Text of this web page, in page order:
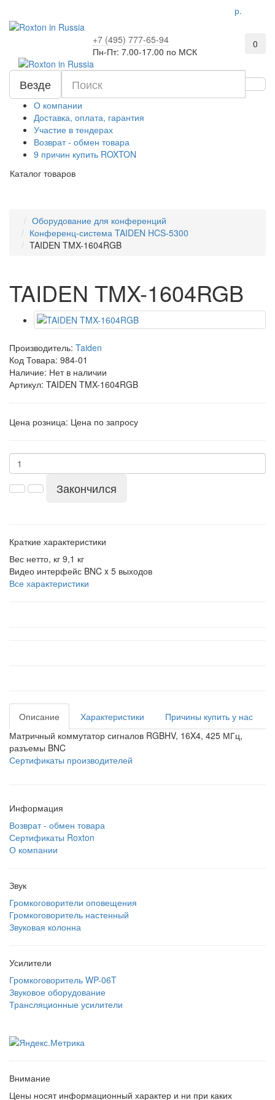
р.
+7 (495) 777-65-94
Пн-Пт: 7.00-17.00 по МСК
0
Везде
О компании
Доставка, оплата, гарантия
Участие в тендерах
Возврат - обмен товара
9 причин купить ROXTON
Каталог товаров
Оборудование для конференций
Конференц-система TAIDEN HCS-5300
TAIDEN TMX-1604RGB
TAIDEN TMX-1604RGB
Производитель: Taiden
Код Товара: 984-01
Наличие: Нет в наличии
Артикул: TAIDEN TMX-1604RGB
Цена розница: Цена по запросу
Закончился
Краткие характеристики
Вес нетто, кг 9,1 кг
Видео интерфейс BNC x 5 выходов
Все характеристики
Описание Характеристики
Причины купить у нас
Матричный коммутатор сигналов RGBHV, 16X4, 425 МГц,
разъемы BNC
Сертификаты производителей
Информация
Возврат - обмен товара
Сертификаты Roxton
О компании
Звук
Громкоговорители оповещения
Громкоговоритель настенный
Звуковая колонна
Усилители
Громкоговоритель WP-06T
Звуковое оборудование
Трансляционные усилители
Внимание
Цены носят информационный характер и ни при каких